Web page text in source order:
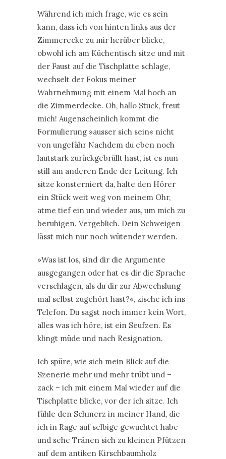
Während ich mich frage, wie es sein
kann, dass ich von hinten links aus der
Zimmerecke zu mir herüber blicke,
obwohl ich am Küchentisch sitze und mit
der Faust auf die Tischplatte schlage,
wechselt der Fokus meiner
Wahrnehmung mit einem Mal hoch an
die Zimmerdecke. Oh, hallo Stuck, freut
mich! Augenscheinlich kommt die
Formulierung »ausser sich sein« nicht
von ungefähr Nachdem du eben noch
lautstark zurückgebrüllt hast, ist es nun
still am anderen Ende der Leitung. Ich
sitze konsterniert da, halte den Hörer
ein Stück weit weg von meinem Ohr,
atme tief ein und wieder aus, um mich zu
beruhigen. Vergeblich. Dein Schweigen
lässt mich nur noch wütender werden.
»Was ist los, sind dir die Argumente
ausgegangen oder hat es dir die Sprache
verschlagen, als du dir zur Abwechslung
mal selbst zugehört hast?«, zische ich ins
Telefon. Du sagst noch immer kein Wort,
alles was ich höre, ist ein Seufzen. Es
klingt müde und nach Resignation.
Ich spüre, wie sich mein Blick auf die
Szenerie mehr und mehr trübt und –
zack – ich mit einem Mal wieder auf die
Tischplatte blicke, vor der ich sitze. Ich
fühle den Schmerz in meiner Hand, die
ich in Rage auf selbige gewuchtet habe
und sehe Tränen sich zu kleinen Pfützen
auf dem antiken Kirschbaumholz